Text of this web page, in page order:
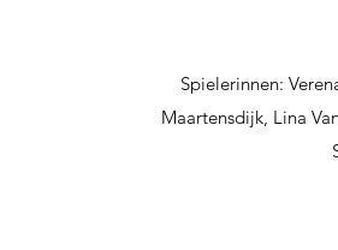
Spielerinnen:
Maartensdijk, Lina